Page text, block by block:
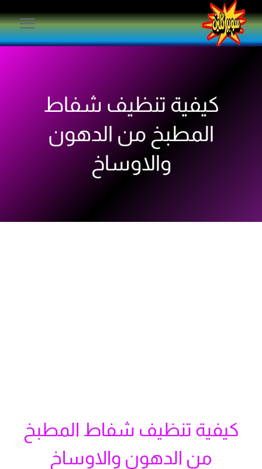
التجاوز
إلى
المحتوى
كيفية تنظيف شفاط
المطبخ من الدهون
والاوساخ
كيفية تنظيف شفاط المطبخ
من الدهون والاوساخ